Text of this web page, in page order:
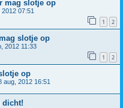
mag slotje op
07:51
1 2
slotje op
2012 11:33
1 2
op
aug, 2012 16:51
dicht!